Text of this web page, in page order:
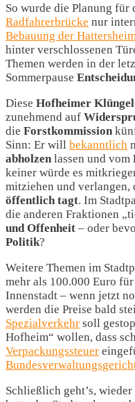
So wurde die Planung für
Radfahrerbrücke nur
Bebauung der
hinter verschlossenen
Themen werden in der
Sommerpause
Diese Hofheimer
zunehmend auf
die Forstkommission
Sinn: Er will bekanntlich
abholzen lassen und vom
keiner würde es
mitziehen und verlangen,
öffentlich tagt. Im
die anderen Fraktionen
und Offenheit – oder
Politik?
Weitere Themen im
mehr als 100.000 Euro
Innenstadt – wenn jetzt
werden die Preise bald
Spezialverkehr soll
Hofheim“ wollen, dass
Verpackungssteuer
Schließlich geht’s,